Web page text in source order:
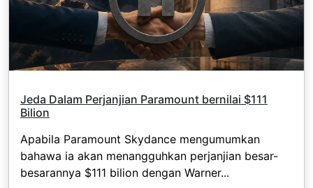
Jeda Dalam Perjanjian Paramount bernilai $111
Bilion
Apabila Paramount Skydance mengumumkan
bahawa ia akan menangguhkan perjanjian besar-
besarannya $111 bilion dengan Warner...